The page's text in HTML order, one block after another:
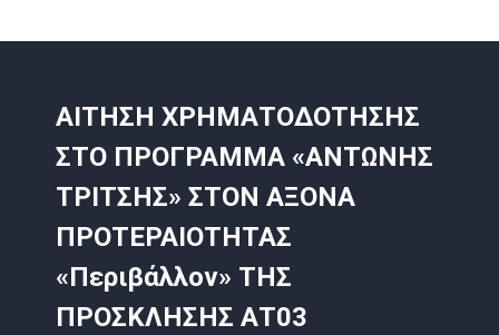
ΑΙΤΗΣΗ ΧΡΗΜΑΤΟΔΟΤΗΣΗΣ
ΣΤΟ ΠΡΟΓΡΑΜΜΑ «ΑΝΤΩΝΗΣ
ΤΡΙΤΣΗΣ» ΣΤΟΝ ΑΞΟΝΑ
ΠΡΟΤΕΡΑΙΟΤΗΤΑΣ
«Περιβάλλον» ΤΗΣ
ΠΡΟΣΚΛΗΣΗΣ ΑΤ03